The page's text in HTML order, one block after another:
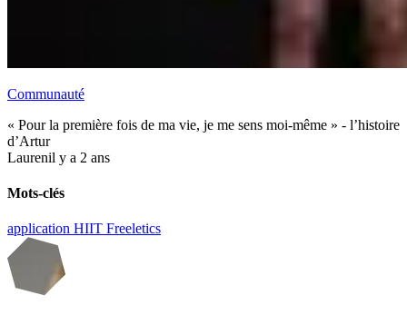
Communauté
« Pour la première fois de ma vie, je me sens moi-même » - l’histoire
d’Artur
Laurenil y a 2 ans
Mots-clés
application HIIT Freeletics